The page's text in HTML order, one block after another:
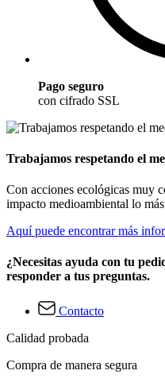
Pago seguro
con cifrado SSL
Trabajamos respetando el
Con acciones ecológicas muy
impacto medioambiental lo
Aquí puede encontrar más
¿Necesitas ayuda con tu
responder a tus preguntas.
Contacto
Calidad probada
Compra de manera segura